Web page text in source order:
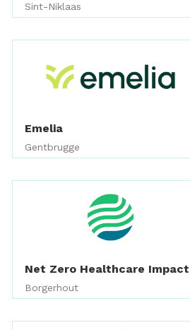
Sint-Niklaas
Emelia
Gentbrugge
Net Zero Healthcare Impact
Borgerhout